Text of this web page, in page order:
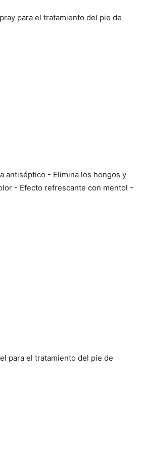
para el tratamiento del pie de
antiséptico - Elimina los hongos y
- Efecto refrescante con mentol -
para el tratamiento del pie de